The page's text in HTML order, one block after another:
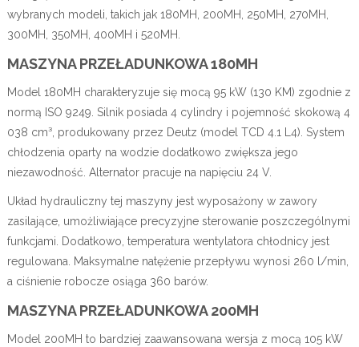
wybranych modeli, takich jak 180MH, 200MH, 250MH, 270MH,
300MH, 350MH, 400MH i 520MH.
MASZYNA PRZEŁADUNKOWA 180MH
Model 180MH charakteryzuje się mocą 95 kW (130 KM) zgodnie z
normą ISO 9249. Silnik posiada 4 cylindry i pojemność skokową 4
038 cm³, produkowany przez Deutz (model TCD 4.1 L4). System
chłodzenia oparty na wodzie dodatkowo zwiększa jego
niezawodność. Alternator pracuje na napięciu 24 V.
Układ hydrauliczny tej maszyny jest wyposażony w zawory
zasilające, umożliwiające precyzyjne sterowanie poszczególnymi
funkcjami. Dodatkowo, temperatura wentylatora chłodnicy jest
regulowana. Maksymalne natężenie przepływu wynosi 260 l/min,
a ciśnienie robocze osiąga 360 barów.
MASZYNA PRZEŁADUNKOWA 200MH
Model 200MH to bardziej zaawansowana wersja z mocą 105 kW